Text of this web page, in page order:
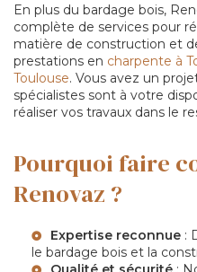
En plus du bardage bois,
complète de services pour
matière de construction et
prestations en charpente à
Toulouse. Vous avez un
spécialistes sont à votre
réaliser vos travaux dans le
Pourquoi faire
Renovaz ?
Expertise reconnue :
le bardage bois et la